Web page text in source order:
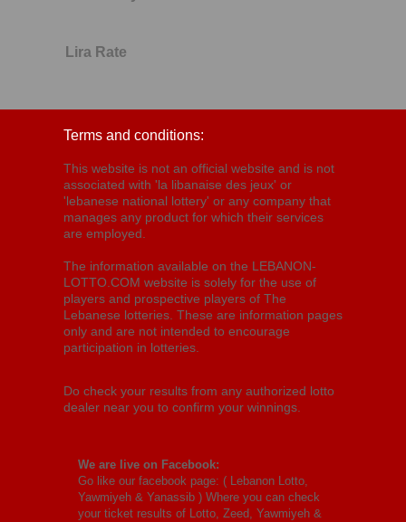
Lira Rate
Terms and conditions:
This website is not an official website and is not
associated with 'la libanaise des jeux' or
'lebanese national lottery' or any company that
manages any product for which their services
are employed.
The information available on the LEBANON-
LOTTO.COM website is solely for the use of
players and prospective players of The
Lebanese lotteries. These are information pages
only and are not intended to encourage
participation in lotteries.
Do check your results from any authorized lotto
dealer near you to confirm your winnings.
We are live on Facebook:
Go like our facebook page: ( Lebanon Lotto,
Yawmiyeh & Yanassib ) Where you can check
your ticket results of Lotto, Zeed, Yawmiyeh &